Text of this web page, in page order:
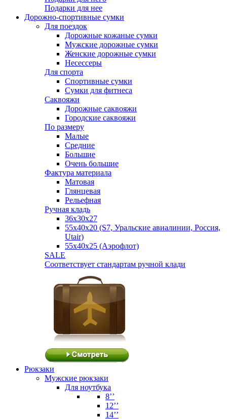
Подарки для нее
Дорожно-спортивные сумки
Для поездок
Дорожные кожаные сумки
Мужские дорожные сумки
Женские дорожные сумки
Несессеры
Для спорта
Спортивные сумки
Сумки для фитнеса
Саквояжи
Дорожные саквояжи
Городские саквояжи
По размеру
Малые
Средние
Большие
Очень большие
Фактура материала
Матовая
Глянцевая
Рельефная
Ручная кладь
36х30x27
55х40х20 (S7, Уральские авиалинии, Россия,
Utair)
55х40х25 (Аэрофлот)
SALE
Соответствует стандартам ручной клади
Рюкзаки
Мужские рюкзаки
Для ноутбука
8’’
12’’
14’’